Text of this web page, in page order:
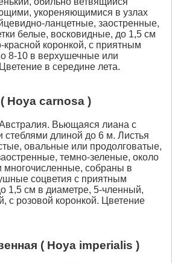
укореняющимися в узлах
ланцетные, заостренные,
белые, восковидные, до 1,5 см
красной коронкой, с приятным
8-10 в верхушечные или
в середине лета.
Hoya carnosa )
Вьющаяся лиана с
длиной до 6 м. Листья
овальные или продолговатые,
темно-зеленые, около
многочисленные, собраны в
соцветия с приятным
1,5 см в диаметре, 5-членный,
с розовой коронкой. Цветение
( Hoya imperialis )